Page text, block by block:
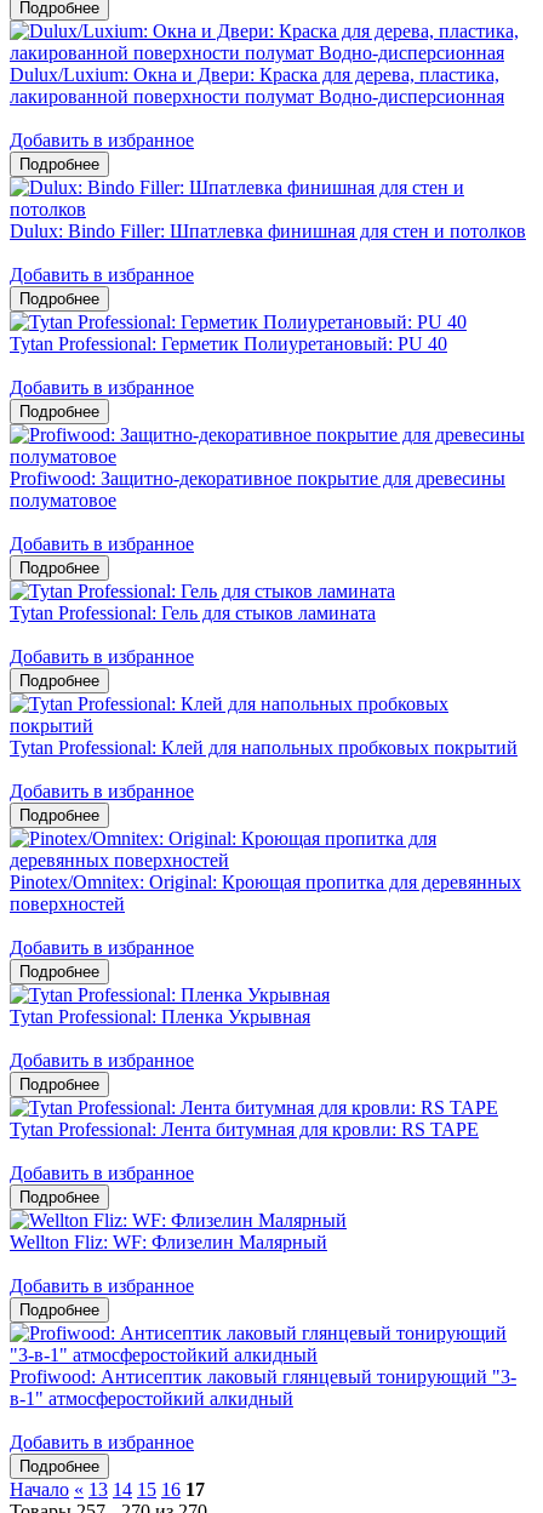
Dulux/Luxium: Окна и Двери: Краска для дерева, пластика,
лакированной поверхности полумат Водно-дисперсионная
Добавить в избранное
Dulux: Bindo Filler: Шпатлевка финишная для стен и потолков
Добавить в избранное
Tytan Professional: Герметик Полиуретановый: PU 40
Добавить в избранное
Profiwood: Защитно-декоративное покрытие для древесины
полуматовое
Добавить в избранное
Tytan Professional: Гель для стыков ламината
Добавить в избранное
Tytan Professional: Клей для напольных пробковых покрытий
Добавить в избранное
Pinotex/Omnitex: Original: Кроющая пропитка для деревянных
поверхностей
Добавить в избранное
Tytan Professional: Пленка Укрывная
Добавить в избранное
Tytan Professional: Лента битумная для кровли: RS TAPE
Добавить в избранное
Wellton Fliz: WF: Флизелин Малярный
Добавить в избранное
Profiwood: Антисептик лаковый глянцевый тонирующий "3-
в-1" атмосферостойкий алкидный
Добавить в избранное
Начало « 13 14 15 16 17